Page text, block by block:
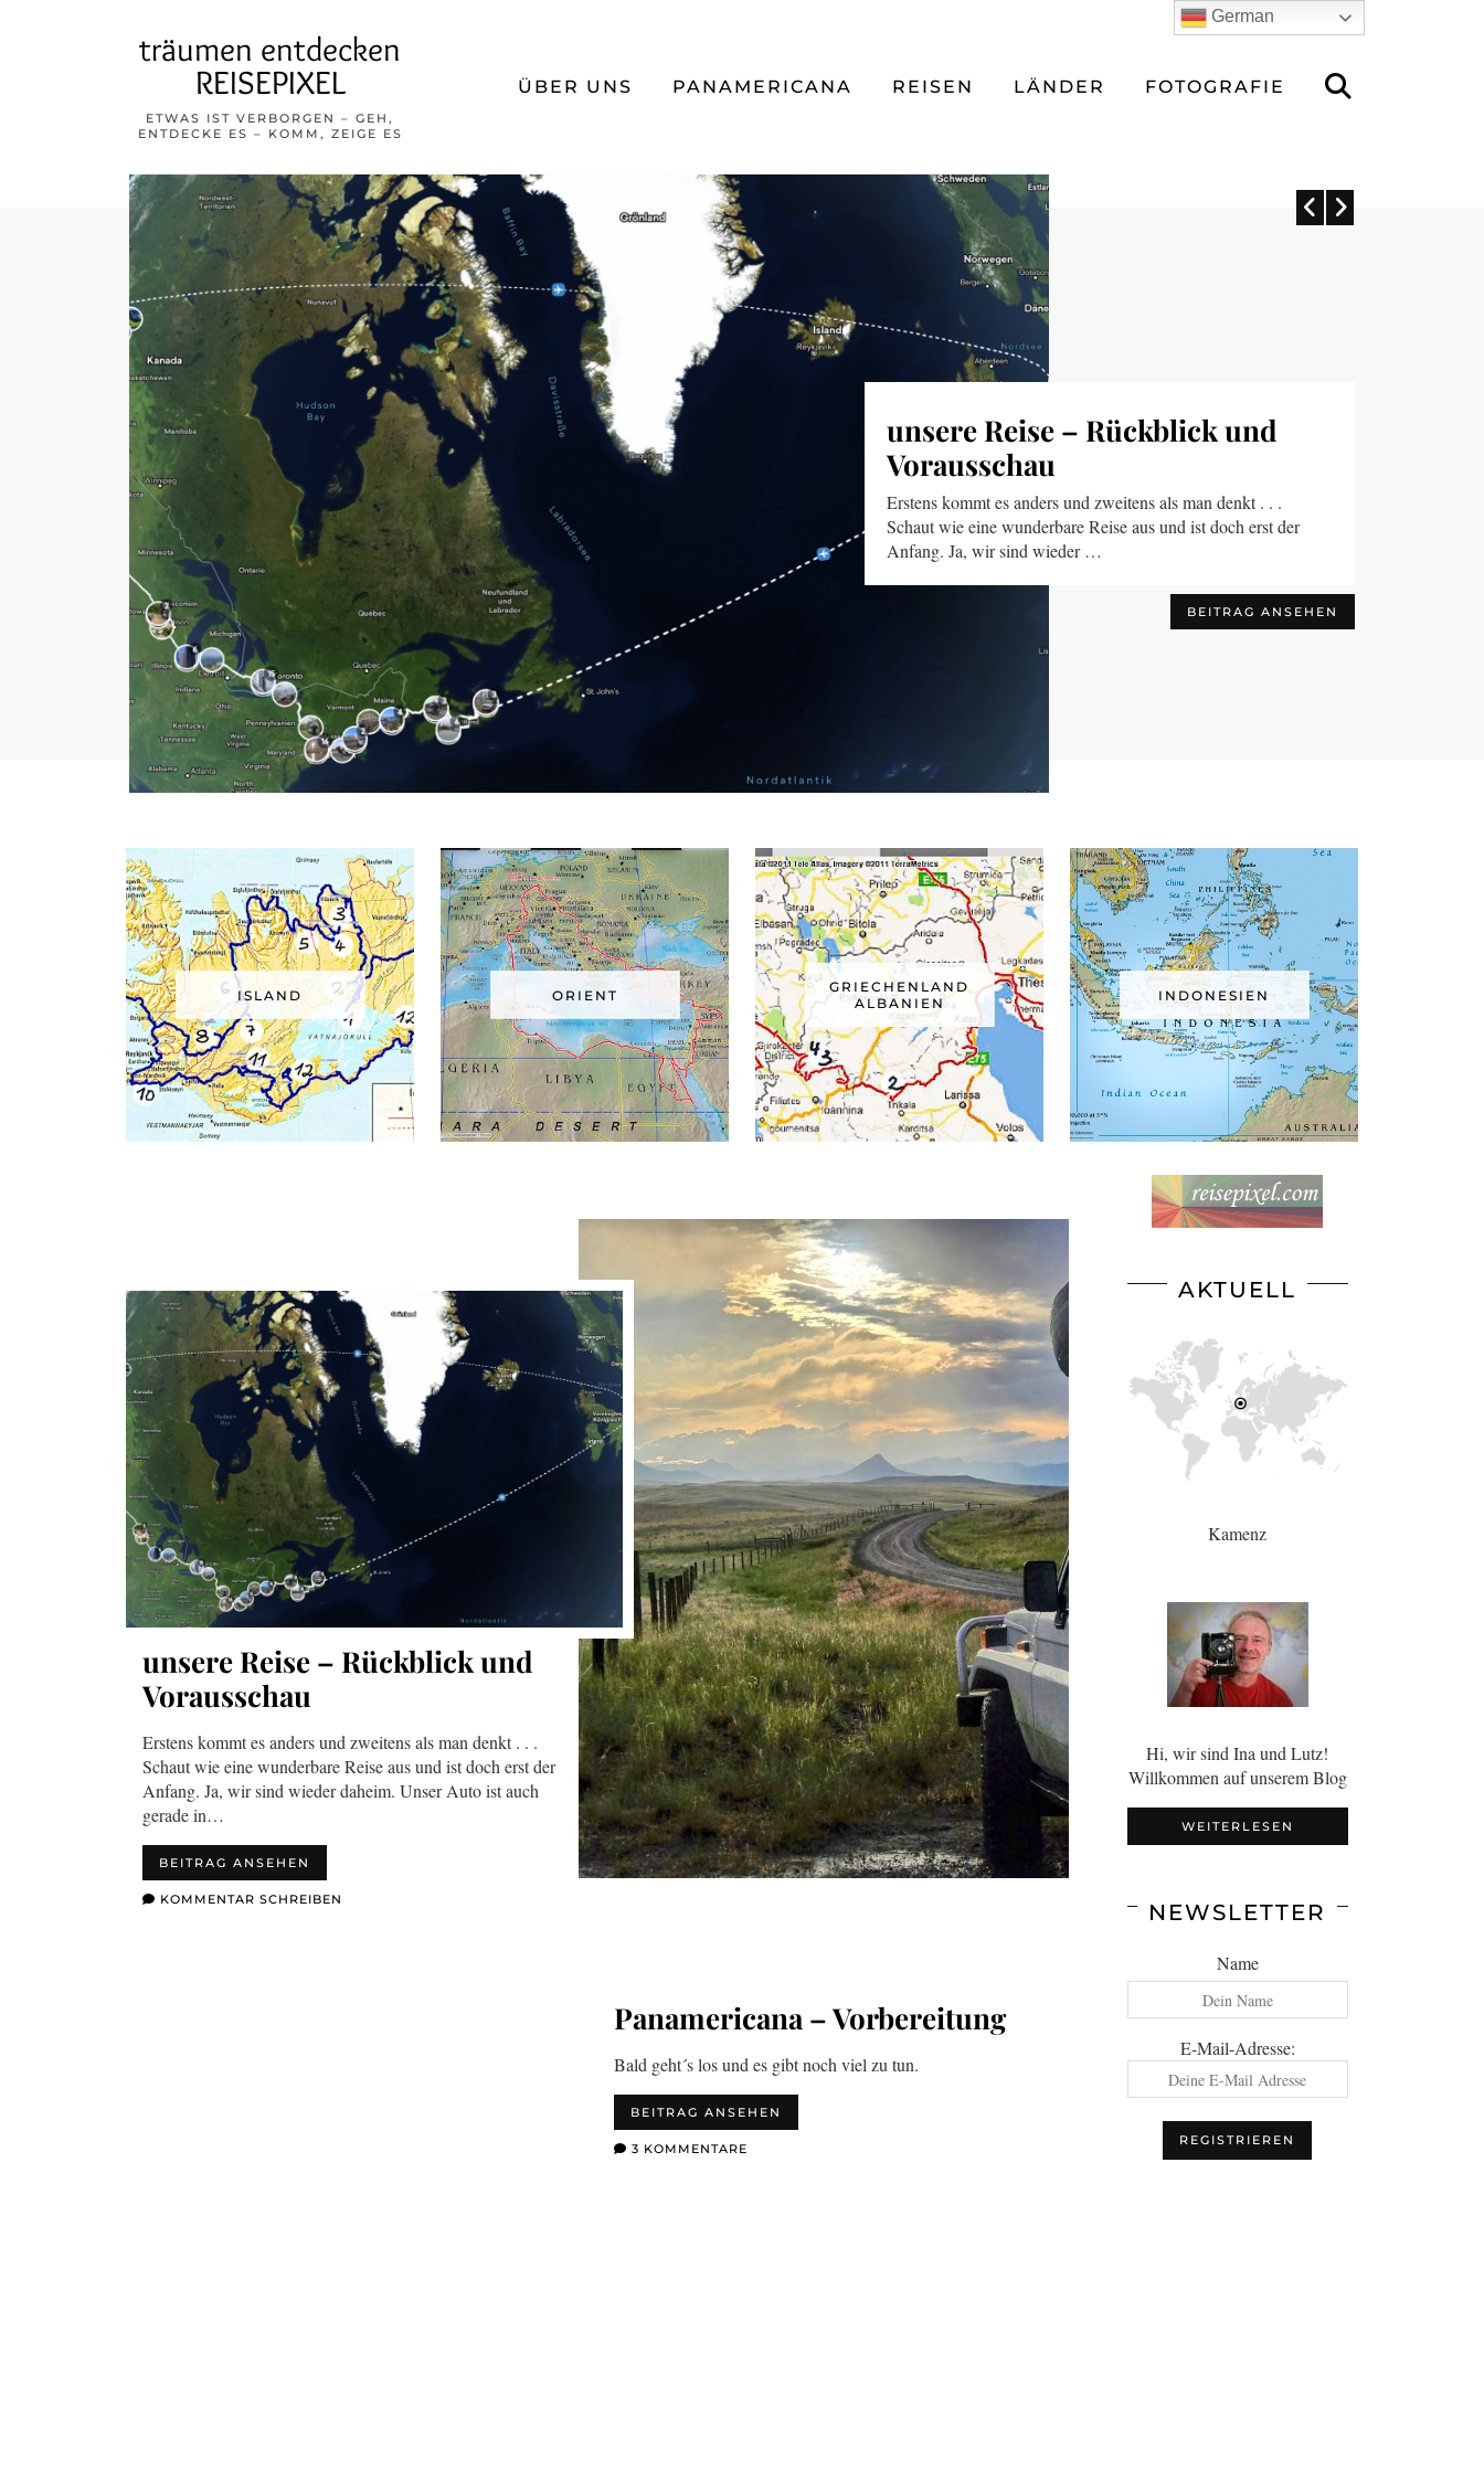
träumen entdecken
REISEPIXEL
ETWAS IST VERBORGEN – GEH,
ENTDECKE ES – KOMM, ZEIGE ES
ÜBER UNS PANAMERICANA REISEN LÄNDER FOTOGRAFIE
unsere Reise – Rückblick und
Vorausschau
Erstens kommt es anders und zweitens als man denkt . . .
Schaut wie eine wunderbare Reise aus und ist doch erst der
Anfang. Ja, wir sind wieder …
BEITRAG ANSEHEN
Panamericana – Vorbereitung
Bald geht´s los und es gibt noch viel zu tun.
ISLAND ORIENT
GRIECHENLAND
ALBANIEN
INDONESIEN
unsere Reise – Rückblick und
Vorausschau
Erstens kommt es anders und zweitens als man denkt . . .
Schaut wie eine wunderbare Reise aus und ist doch erst der
Anfang. Ja, wir sind wieder daheim. Unser Auto ist auch
gerade in…
BEITRAG ANSEHEN
KOMMENTAR SCHREIBEN
Panamericana – Vorbereitung
Bald geht´s los und es gibt noch viel zu tun.
BEITRAG ANSEHEN
3 KOMMENTARE
AKTUELL
Kamenz
Hi, wir sind Ina und Lutz!
Willkommen auf unserem Blog
WEITERLESEN
NEWSLETTER
Name
E-Mail-Adresse:
German